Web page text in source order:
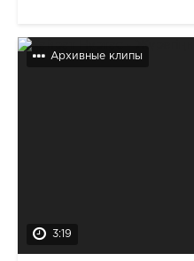
Архивные клипы
3:19